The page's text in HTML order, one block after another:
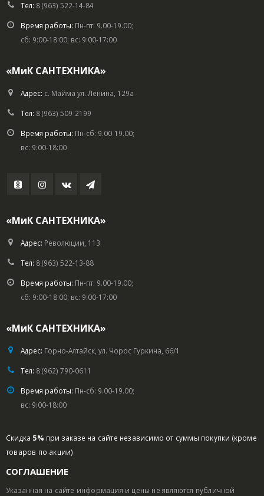
Тел: 8 (963) 522-14-84
Время работы: Пн-пт: 9.00-19.00;
сб: 9:00-18:00; вс: 9:00-17:00
«МиК САНТЕХНИКА»
Адрес: с. Майма ул. Ленина, 129а
Тел: 8 (963) 509-2199
Время работы: Пн-сб: 9.00-19.00;
вс: 9:00-18:00
«МиК САНТЕХНИКА»
Адрес: Революции, 113
Тел: 8 (963) 522-13-88
Время работы: Пн-пт: 9.00-19.00;
сб: 9:00-18:00; вс: 9:00-17:00
«МиК САНТЕХНИКА»
Адрес: Горно-Алтайск, ул. Чорос Гуркина, 66/1
Тел: 8 (962) 790-0611
Время работы: Пн-сб: 9.00-19.00;
вс: 9:00-18:00
Скидка 5% при заказе на сайте независимо от суммы покупки (кроме
товаров по акции)
СОГЛАШЕНИЕ
Указанная на сайте информация и цены не являются публичной